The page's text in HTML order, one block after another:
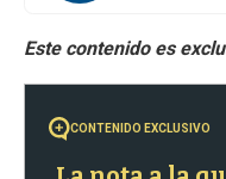
CONTENIDO EXCLUSIVO